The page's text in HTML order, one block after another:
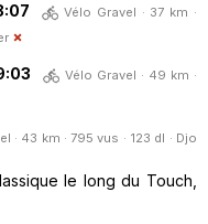
Vélo Gravel · 37 km ·
Vélo Gravel · 49 km ·
· 43 km · 795 vus · 123 dl · Djo
le long du Touch,